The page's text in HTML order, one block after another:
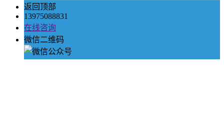
返回顶部
13975088831
在线咨询
微信二维码